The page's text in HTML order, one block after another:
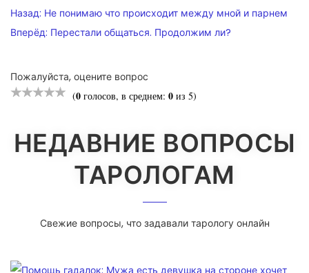
НАВИГАЦИЯ
ПО
Назад: Не понимаю что происходит между мной и парнем
Вперёд: Перестали общаться. Продолжим ли?
Пожалуйста, оцените вопрос
(0 голосов, в среднем: 0 из 5)
НЕДАВНИЕ ВОПРОСЫ
ТАРОЛОГАМ
Свежие вопросы, что задавали тарологу онлайн